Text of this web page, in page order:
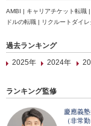
AMBI | キャリアチケット転職
ドルの転職 | リクルートダイレ
過去ランキング
2025年
2024年
ランキング監修
慶應義
（非常勤